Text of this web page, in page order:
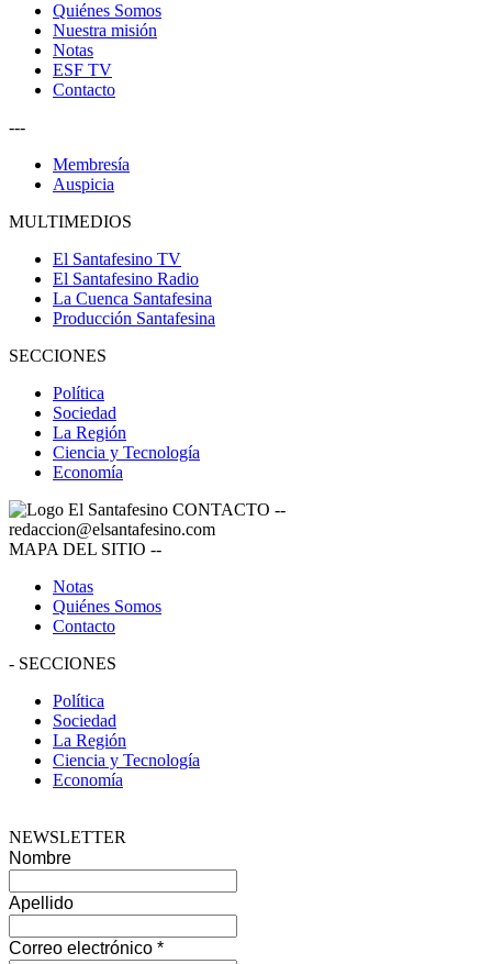
Quiénes Somos
Nuestra misión
Notas
ESF TV
Contacto
---
Membresía
Auspicia
MULTIMEDIOS
El Santafesino TV
El Santafesino Radio
La Cuenca Santafesina
Producción Santafesina
SECCIONES
Política
Sociedad
La Región
Ciencia y Tecnología
Economía
CONTACTO --
redaccion@elsantafesino.com
MAPA DEL SITIO --
Notas
Quiénes Somos
Contacto
- SECCIONES
Política
Sociedad
La Región
Ciencia y Tecnología
Economía
NEWSLETTER
Nombre
Apellido
Correo electrónico *